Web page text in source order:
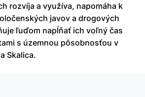
rozvíja a využíva, napomáha k
javov a drogových
ľuďom napĺňať ich voľný čas
s územnou pôsobnosťou v
Skalica.